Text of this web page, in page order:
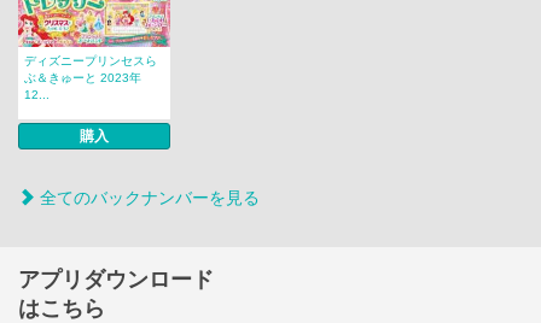
ディズニープリンセスら
ぶ＆きゅーと 2023年
12...
購入
全てのバックナンバーを見る
アプリダウンロード
はこちら